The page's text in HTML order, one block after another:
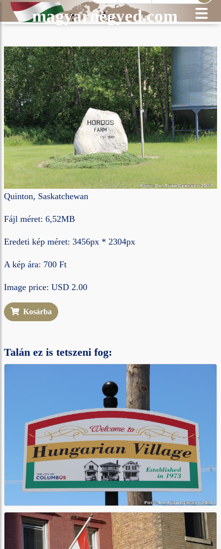
magyarnegyed.com
Quinton, Saskatchewan
Fájl méret: 6,52MB
Eredeti kép méret: 3456px * 2304px
A kép ára: 700 Ft
Image price: USD 2.00
Kosárba
Talán ez is tetszeni fog: